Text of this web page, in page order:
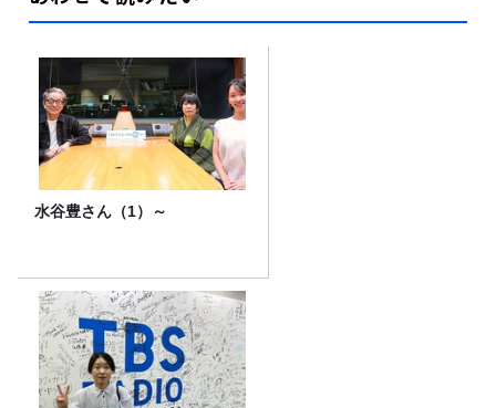
水谷豊さん（1）～